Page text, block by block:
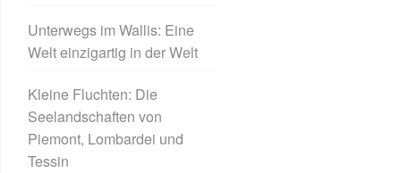
Unterwegs im Wallis: Eine
Welt einzigartig in der Welt
Kleine Fluchten: Die
Seelandschaften von
Piemont, Lombardei und
Tessin